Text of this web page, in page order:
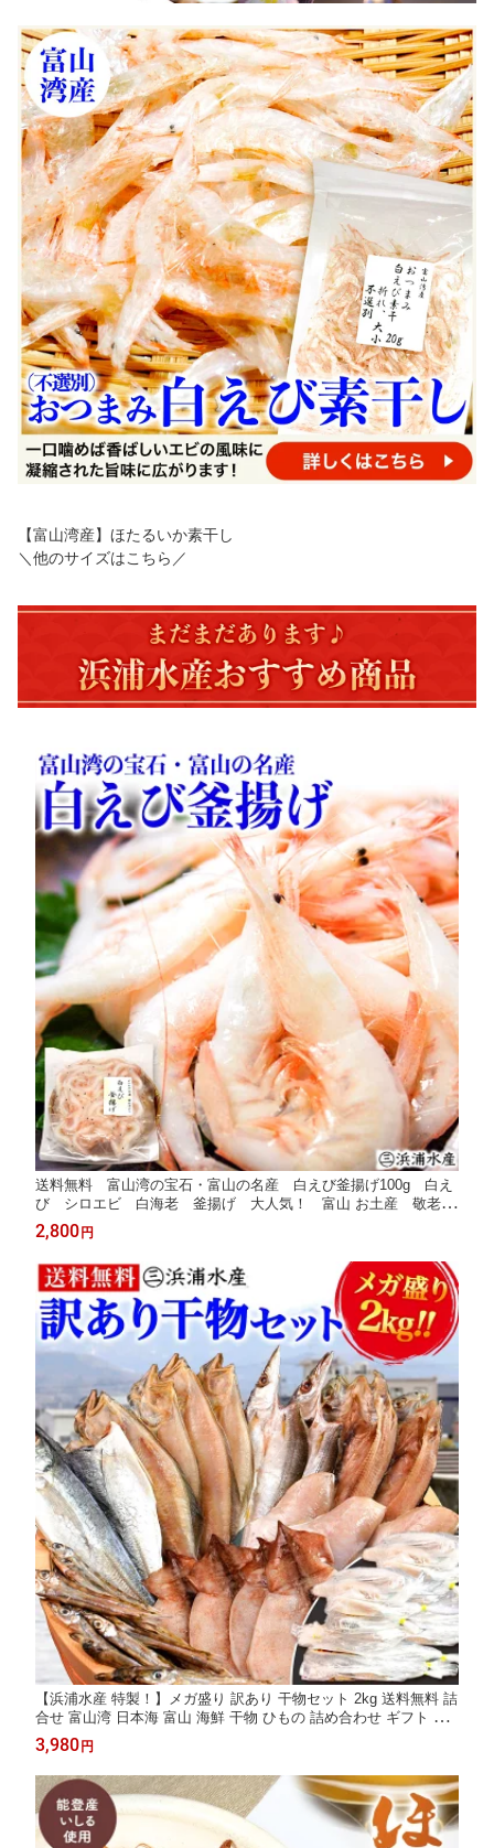
【富山湾産】ほたるいか素干し
＼他のサイズはこちら／
送料無料 富山湾の宝石・富山の名産 白えび釜揚げ100g 白え
び シロエビ 白海老 釜揚げ 大人気！ 富山 お土産 敬老の
日 お中元 御中元 富山湾 シロエビ通販 内祝い お返し お歳暮
敬老 御歳暮 令和
2,800 円
【浜浦水産 特製！】メガ盛り 訳あり 干物セット 2kg 送料無料 詰
合せ 富山湾 日本海 富山 海鮮 干物 ひもの 詰め合わせ ギフト プ
レゼント 贈り物 お取り寄せ グルメ お歳暮 お中元 中元 御中元 お
中元ギフト 母の日 プレゼント 父の日 ギフト 食べ物 入学 敬老
3,980 円